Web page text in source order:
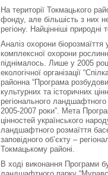
На території Токмацького
фонду, але більшість з них
регіону. Найцінніші
Аналіз охорони
комплексної охорони
піднімалось. Лише у 2005
екологічної організації
районна “Програма
культурних та історичних
регіонального
2005-2007 роки”. Мета
цінностей українського
ландшафтного розмаїття
заповідного об’єкту –
Токмацькому районі.
В ході виконання Програми